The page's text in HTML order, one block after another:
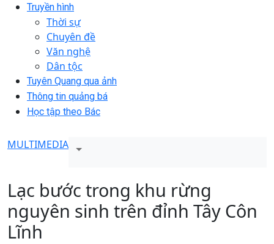
Truyền hình
Thời sự
Chuyên đề
Văn nghệ
Dân tộc
Tuyên Quang qua ảnh
Thông tin quảng bá
Học tập theo Bác
MULTIMEDIA
Lạc bước trong khu rừng
nguyên sinh trên đỉnh Tây Côn
Lĩnh